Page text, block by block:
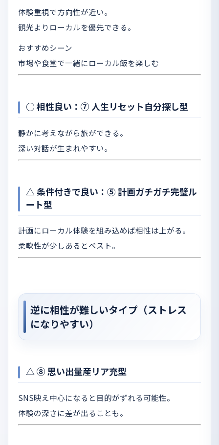
体験重視で方向性が近い。
観光よりローカルを優先できる。
おすすめシーン
市場や食堂で一緒にローカル飯を楽しむ
○ 相性良い：⑦ 人生リセット自分探し型
静かに考えながら旅ができる。
深い対話が生まれやすい。
△ 条件付きで良い：⑤ 計画ガチガチ完璧ル
ート型
計画にローカル体験を組み込めば相性は上がる。
柔軟性が少しあるとベスト。
逆に相性が難しいタイプ（ストレス
になりやすい）
△ ⑧ 思い出量産リア充型
SNS映え中心になると目的がずれる可能性。
体験の深さに差が出ることも。